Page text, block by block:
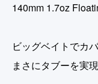
140mm 1.7oz
ビッグベイトでカ
まさにタブーを実